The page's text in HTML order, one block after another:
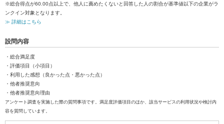
※総合得点が60.00点以上で、他人に薦めたくないと回答した人の割合が基準値以下の企業がラ
ンクイン対象となります。
≫ 詳細はこちら
設問内容
・総合満足度
・評価項目（小項目）
・利用した感想（良かった点・悪かった点）
・他者推奨意向
・他者推奨意向理由
アンケート調査を実施した際の質問事項です。満足度評価項目のほか、該当サービスの利用状況や検討内
容を質問しています。